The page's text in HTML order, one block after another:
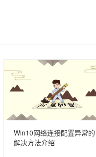
Win10网络连接配置异常的
解决方法介绍